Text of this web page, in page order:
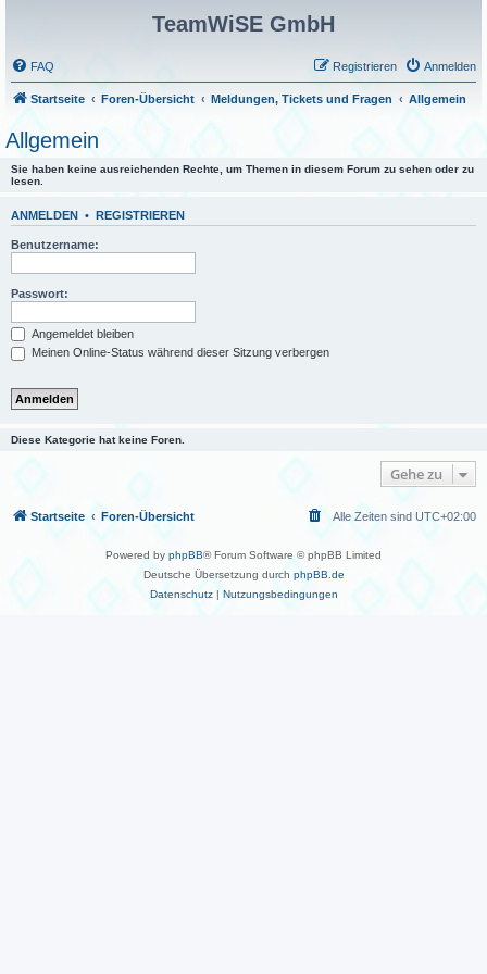
TeamWiSE GmbH
FAQ Anmelden
Registrieren
Startseite Foren-Übersicht Meldungen, Tickets und Fragen Allgemein
Allgemein
Sie haben keine ausreichenden Rechte, um Themen in diesem Forum zu sehen oder zu
lesen.
ANMELDEN • REGISTRIEREN
Benutzername:
Passwort:
Angemeldet bleiben
Meinen Online-Status während dieser Sitzung verbergen
Diese Kategorie hat keine Foren.
Gehe zu
Startseite Foren-Übersicht Alle Zeiten sind UTC+02:00
Powered by phpBB® Forum Software © phpBB Limited
Deutsche Übersetzung durch phpBB.de
Datenschutz| Nutzungsbedingungen